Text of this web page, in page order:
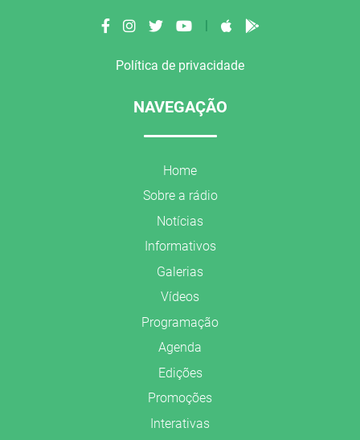
Política de privacidade
NAVEGAÇÃO
Home
Sobre a rádio
Notícias
Informativos
Galerias
Vídeos
Programação
Agenda
Edições
Promoções
Interativas